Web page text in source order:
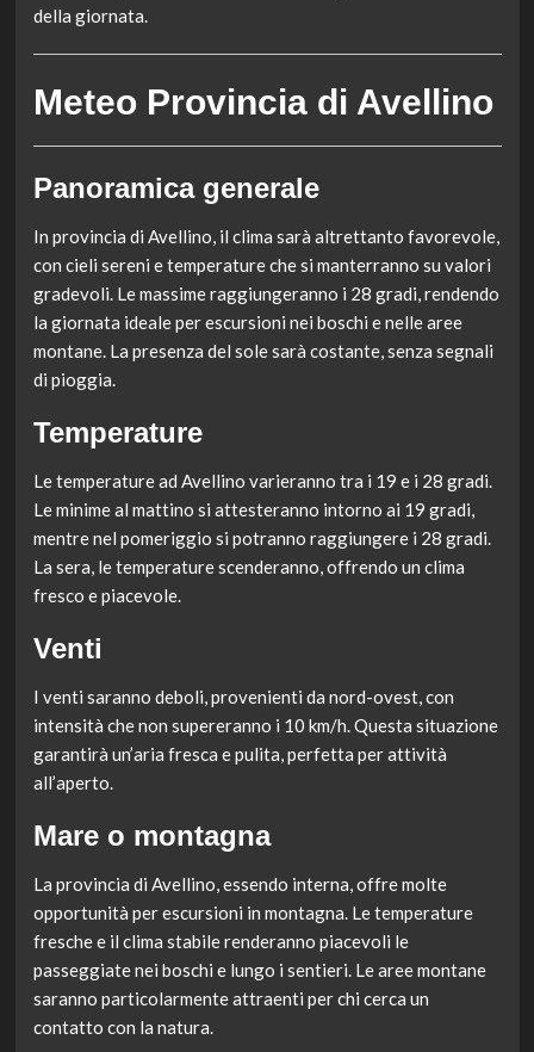
della giornata.
Meteo Provincia di Avellino
Panoramica generale
In provincia di Avellino, il clima sarà altrettanto favorevole,
con cieli sereni e temperature che si manterranno su valori
gradevoli. Le massime raggiungeranno i 28 gradi, rendendo
la giornata ideale per escursioni nei boschi e nelle aree
montane. La presenza del sole sarà costante, senza segnali
di pioggia.
Temperature
Le temperature ad Avellino varieranno tra i 19 e i 28 gradi.
Le minime al mattino si attesteranno intorno ai 19 gradi,
mentre nel pomeriggio si potranno raggiungere i 28 gradi.
La sera, le temperature scenderanno, offrendo un clima
fresco e piacevole.
Venti
I venti saranno deboli, provenienti da nord-ovest, con
intensità che non supereranno i 10 km/h. Questa situazione
garantirà un’aria fresca e pulita, perfetta per attività
all’aperto.
Mare o montagna
La provincia di Avellino, essendo interna, offre molte
opportunità per escursioni in montagna. Le temperature
fresche e il clima stabile renderanno piacevoli le
passeggiate nei boschi e lungo i sentieri. Le aree montane
saranno particolarmente attraenti per chi cerca un
contatto con la natura.